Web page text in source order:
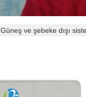
Güneş ve şebeke dışı